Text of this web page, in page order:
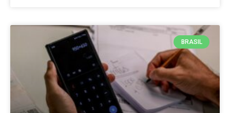
BRASIL